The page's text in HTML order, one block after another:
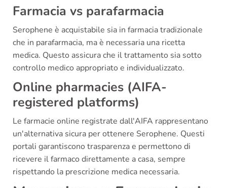
Farmacia vs parafarmacia
Serophene è acquistabile sia in farmacia tradizionale
che in parafarmacia, ma è necessaria una ricetta
medica. Questo assicura che il trattamento sia sotto
controllo medico appropriato e individualizzato.
Online pharmacies (AIFA-
registered platforms)
Le farmacie online registrate dall'AIFA rappresentano
un'alternativa sicura per ottenere Serophene. Questi
portali garantiscono trasparenza e permettono di
ricevere il farmaco direttamente a casa, sempre
rispettando la prescrizione medica necessaria.